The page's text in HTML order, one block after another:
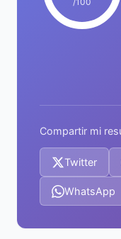
Compartir mi
Twitter
WhatsApp